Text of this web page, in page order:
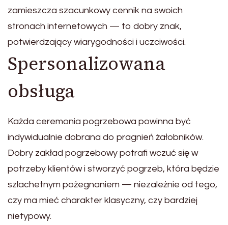
zamieszcza szacunkowy cennik na swoich
stronach internetowych — to dobry znak,
potwierdzający wiarygodności i uczciwości.
Spersonalizowana
obsługa
Każda ceremonia pogrzebowa powinna być
indywidualnie dobrana do pragnień żałobników.
Dobry zakład pogrzebowy potrafi wczuć się w
potrzeby klientów i stworzyć pogrzeb, która będzie
szlachetnym pożegnaniem — niezależnie od tego,
czy ma mieć charakter klasyczny, czy bardziej
nietypowy.